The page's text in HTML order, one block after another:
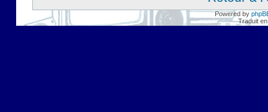
Powered by
Traduit